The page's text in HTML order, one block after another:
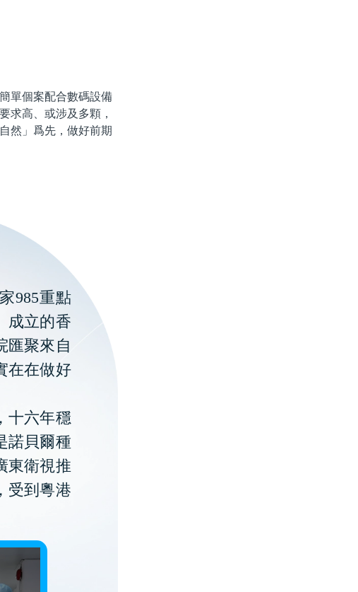
單個案配合數碼設備
求高、或涉及多顆，
然」爲先，做好前期
985重點
成立的香
匯聚來自
在在做好
十六年穩
諾貝爾種
東衛視推
受到粵港